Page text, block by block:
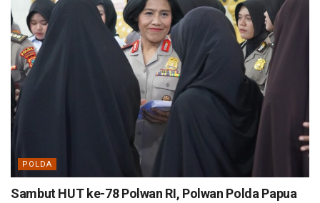
POLDA
Sambut HUT ke-78 Polwan RI, Polwan Polda Papua